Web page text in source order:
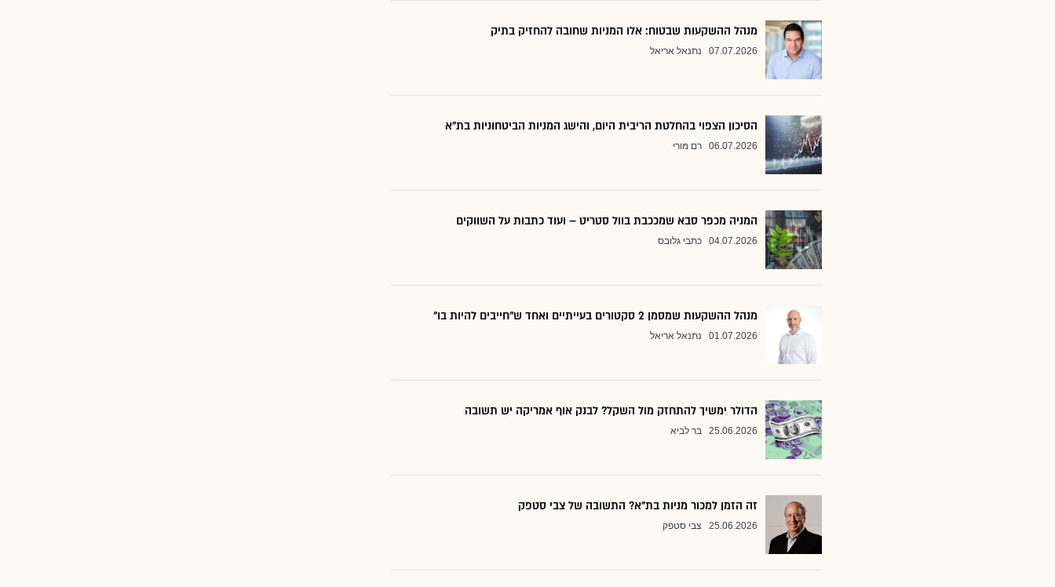
מנהל ההשקעות שבטוח: אלו המניות שחובה להחזיק בתיק
07.07.2026 נתנאל אריאל
הסיכון הצפוי בהחלטת הריבית היום, והישג המניות הביטחוניות בת"א
06.07.2026 רם מורי
המניה מכפר סבא שמככבת בוול סטריט – ועוד כתבות על השווקים
04.07.2026 כתבי גלובס
מנהל ההשקעות שמסמן 2 סקטורים בעייתיים ואחד ש"חייבים להיות בו"
01.07.2026 נתנאל אריאל
הדולר ימשיך להתחזק מול השקל? לבנק אוף אמריקה יש תשובה
25.06.2026 בר לביא
זה הזמן למכור מניות בת"א? התשובה של צבי סטפק
25.06.2026 צבי סטפק